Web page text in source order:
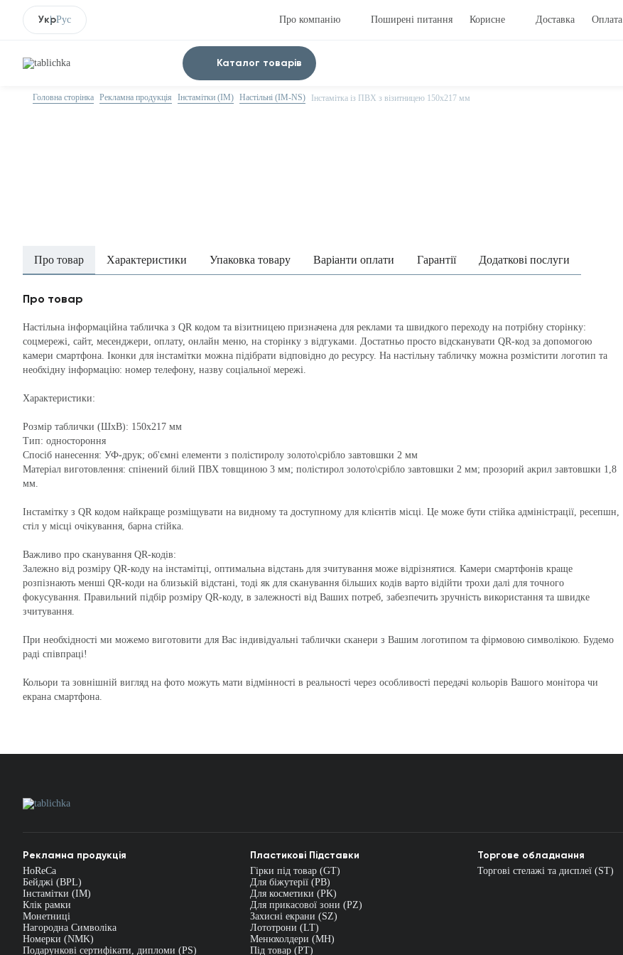
УкрРус Про компанію Поширені питання Корисне Доставка Оплата
Каталог товарів
Головна сторінка Рекламна продукція Інстамітки (IM) Настільні (IM-NS) Інстамітка із ПВХ з візитницею 150х217 мм
Про товар Характеристики Упаковка товару Варіанти оплати Гарантії Додаткові послуги
Про товар
Настільна інформаційна табличка з QR кодом та візитницею призначена для реклами та швидкого переходу на потрібну сторінку:
соцмережі, сайт, месенджери, оплату, онлайн меню, на сторінку з відгуками. Достатньо просто відсканувати QR-код за допомогою
камери смартфона. Іконки для інстамітки можна підібрати відповідно до ресурсу. На настільну табличку можна розмістити логотип та
необхідну інформацію: номер телефону, назву соціальної мережі.
Характеристики:
Розмір таблички (ШхВ): 150х217 мм
Тип: одностороння
Спосіб нанесення: УФ-друк; об'ємні елементи з полістиролу золото\срібло завтовшки 2 мм
Матеріал виготовлення: спінений білий ПВХ товщиною 3 мм; полістирол золото\срібло завтовшки 2 мм; прозорий акрил завтовшки 1,8
мм.
Інстамітку з QR кодом найкраще розміщувати на видному та доступному для клієнтів місці. Це може бути стійка адміністрації, ресепшн,
стіл у місці очікування, барна стійка.
Важливо про сканування QR-кодів:
Залежно від розміру QR-коду на інстамітці, оптимальна відстань для зчитування може відрізнятися. Камери смартфонів краще
розпізнають менші QR-коди на близькій відстані, тоді як для сканування більших кодів варто відійти трохи далі для точного
фокусування. Правильний підбір розміру QR-коду, в залежності від Ваших потреб, забезпечить зручність використання та швидке
зчитування.
При необхідності ми можемо виготовити для Вас індивідуальні таблички сканери з Вашим логотипом та фірмовою символікою. Будемо
раді співпраці!
Кольори та зовнішній вигляд на фото можуть мати відмінності в реальності через особливості передачі кольорів Вашого монітора чи
екрана смартфона.
Рекламна продукція
HoReCa
Бейджі (BPL)
Інстамітки (IM)
Клік рамки
Монетниці
Нагородна Символіка
Номерки (NMK)
Подарункові сертифікати, дипломи (PS)
Пластикові Підставки
Гірки під товар (GT)
Для біжутерії (PB)
Для косметики (PK)
Для прикасової зони (PZ)
Захисні екрани (SZ)
Лототрони (LT)
Менюхолдери (MH)
Під товар (PT)
Торгове обладнання
Торгові стелажі та дисплеї (ST)